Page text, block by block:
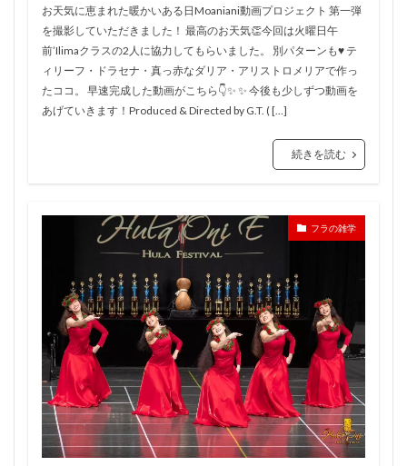
お天気に恵まれた暖かいある日Moaniani動画プロジェクト 第一弾
を撮影していただきました！ 最高のお天気👏今回は火曜日午
前’Ilimaクラスの2人に協力してもらいました。 別パターンも♥️ テ
ィリーフ・ドラセナ・真っ赤なダリア・アリストロメリアで作っ
たココ。 早速完成した動画がこちら👇✨ ✨ 今後も少しずつ動画を
あげていきます！Produced & Directed by G.T. ( […]
続きを読む
フラの雑学